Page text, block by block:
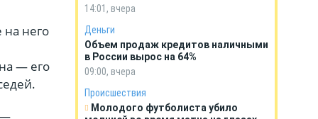
него
— его
14:01, вчера
Деньги
Объем продаж кредитов наличными
в России вырос на 64%
09:00, вчера
Происшествия
Молодого футболиста убило